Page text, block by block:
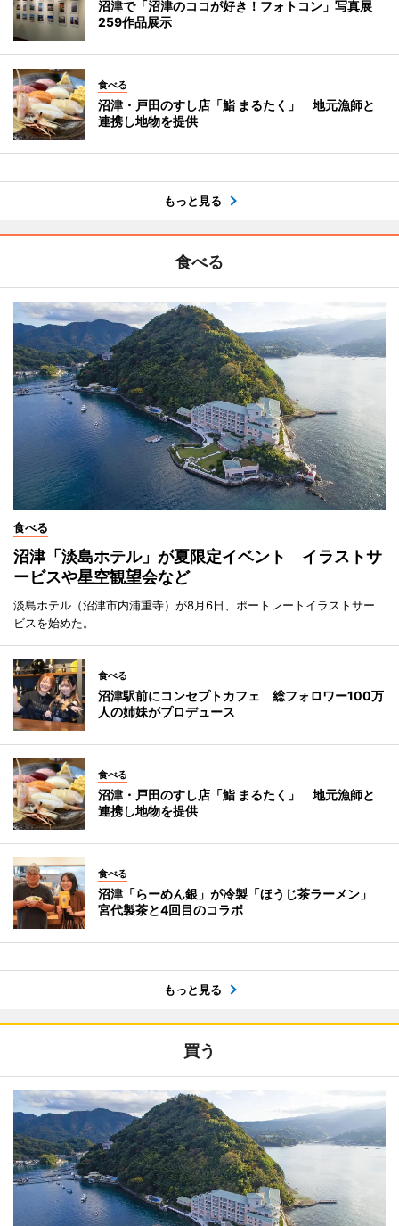
沼津で「沼津のココが好き！フォトコン」写真展
259作品展示
食べる
沼津・戸田のすし店「鮨 まるたく」 地元漁師と
連携し地物を提供
もっと見る
食べる
食べる
沼津「淡島ホテル」が夏限定イベント イラストサ
ービスや星空観望会など
淡島ホテル（沼津市内浦重寺）が8月6日、ポートレートイラストサー
ビスを始めた。
食べる
沼津駅前にコンセプトカフェ 総フォロワー100万
人の姉妹がプロデュース
食べる
沼津・戸田のすし店「鮨 まるたく」 地元漁師と
連携し地物を提供
食べる
沼津「らーめん銀」が冷製「ほうじ茶ラーメン」
宮代製茶と4回目のコラボ
もっと見る
買う